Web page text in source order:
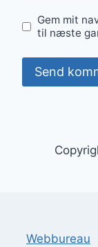
Gem mit
til næste
Webbureau